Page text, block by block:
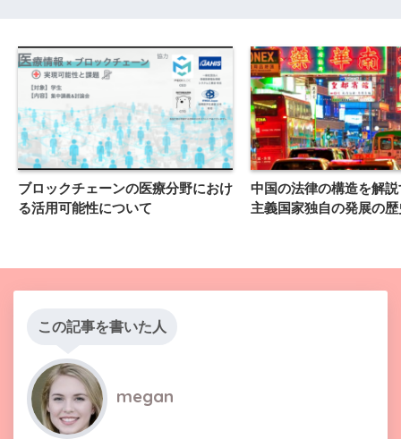
ブロックチェーンの医療分野におけ
る活用可能性について
中国の法律の構造を解
主義国家独自の発展の
この記事を書いた人
megan